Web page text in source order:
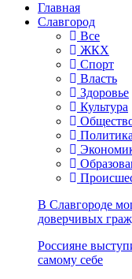
Главная
Славгород
Все
ЖКХ
Спорт
Власть
Здоровье
Культура
Политика
В Славгороде
доверчивых
Россияне
самому себе